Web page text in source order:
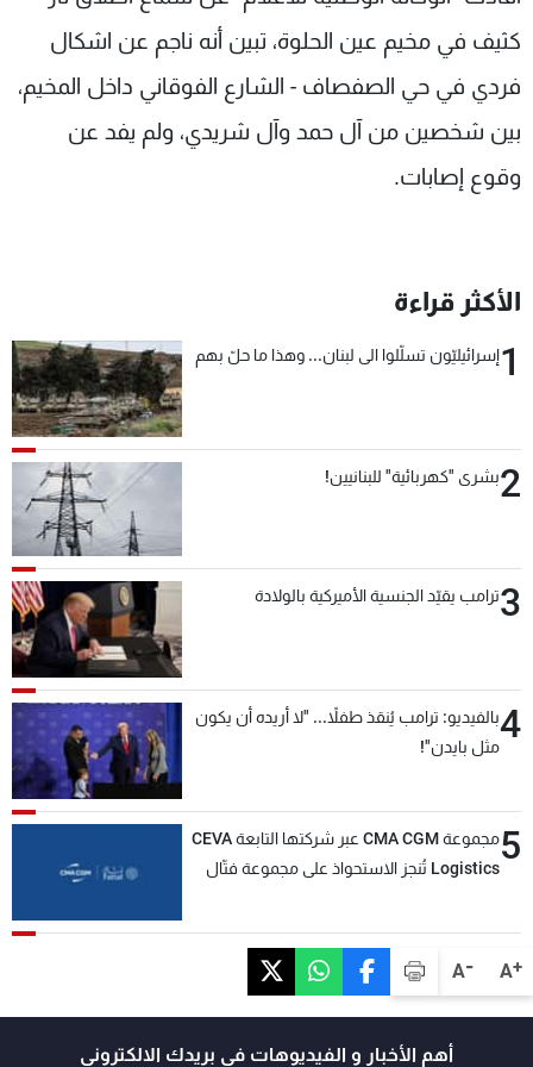
A+
A-
كثيف في مخيم عين الحلوة، تبين أنه ناجم عن اشكال
فردي في حي الصفصاف - الشارع الفوقاني داخل المخيم،
بين شخصين من آل حمد وآل شريدي، ولم يفد عن
وقوع إصابات.
الأكثر قراءة
1إسرائيليّون تسلّلوا الى لبنان... وهذا ما حلّ بهم
2بشرى "كهربائية" للبنانيين!
3ترامب يقيّد الجنسية الأميركية بالولادة
4بالفيديو: ترامب يُنقذ طفلاً... "لا أريده أن يكون
مثل بايدن"!
5
مجموعة CMA CGM عبر شركتها التابعة CEVA
Logistics تُنجز الاستحواذ على مجموعة فتّال
أهم الأخبار و الفيديوهات في بريدك الالكتروني
شاهد البرامج
الترددات
عن MTV
لاعلاناتكم
وظائف